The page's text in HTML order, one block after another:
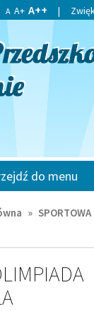
A A+ A++ |
do menu
»